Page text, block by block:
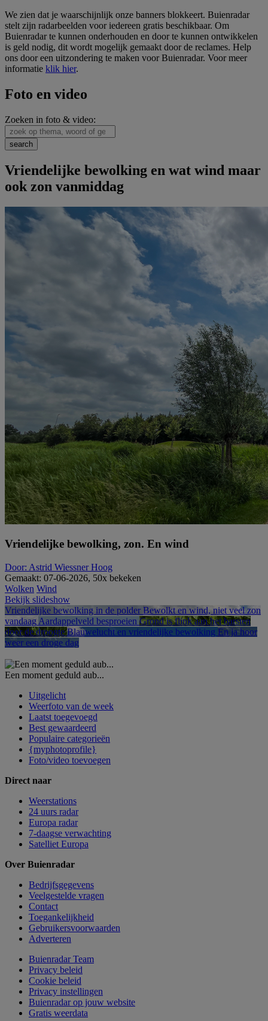
We zien dat je waarschijnlijk onze banners blokkeert. Buienradar
stelt zijn radarbeelden voor iedereen gratis beschikbaar. Om
Buienradar te kunnen onderhouden en door te kunnen ontwikkelen
is geld nodig, dit wordt mogelijk gemaakt door de reclames. Help
ons door een uitzondering te maken voor Buienradar. Voor meer
informatie klik hier.
Foto en video
Zoeken in foto & video:
Vriendelijke bewolking en wat wind maar
ook zon vanmiddag
Vriendelijke bewolking, zon. En wind
Door: Astrid Wiessner Hoog
Gemaakt: 07-06-2026, 50x bekeken
Wolken Wind
Bekijk slideshow
Vriendelijke bewolking in de polder Bewolkt en wind, niet veel zon
vandaag Aardappelveld besproeien Grond is flink aan het barsten
door de droogte Blauwelucht en vriendelijke bewolking En ja hoor
weer een droge dag
Een moment geduld aub...
Uitgelicht
Weerfoto van de week
Laatst toegevoegd
Best gewaardeerd
Populaire categorieën
{myphotoprofile}
Foto/video toevoegen
Direct naar
Weerstations
24 uurs radar
Europa radar
7-daagse verwachting
Satelliet Europa
Over Buienradar
Bedrijfsgegevens
Veelgestelde vragen
Contact
Toegankelijkheid
Gebruikersvoorwaarden
Adverteren
Buienradar Team
Privacy beleid
Cookie beleid
Privacy instellingen
Buienradar op jouw website
Gratis weerdata